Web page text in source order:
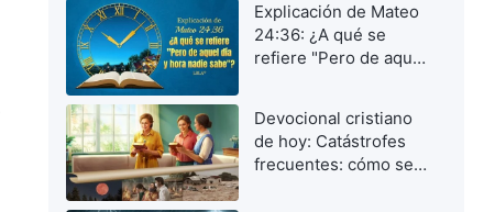
Explicación de Mateo
24:36: ¿A qué se
refiere "Pero de aquel
Devocional cristiano
de hoy: Catástrofes
frecuentes: cómo ser